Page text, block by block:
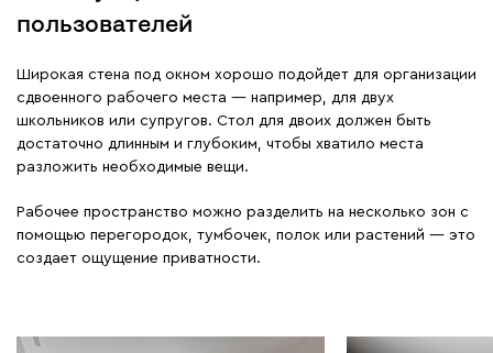
пользователей
Широкая стена под окном хорошо подойдет для организации
сдвоенного рабочего места — например, для двух
школьников или супругов. Стол для двоих должен быть
достаточно длинным и глубоким, чтобы хватило места
разложить необходимые вещи.
Рабочее пространство можно разделить на несколько зон с
помощью перегородок, тумбочек, полок или растений — это
создает ощущение приватности.